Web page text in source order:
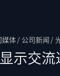
媒体 公司新闻
示交流